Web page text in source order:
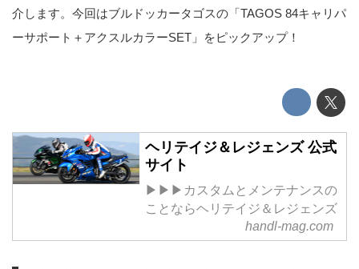
介します。今回はブルドッカータゴスの「TAGOS 84キャリパ
ーサポート＋アクスルカラーSET」をピックアップ！
ヘリテイジ＆レジェンズ 公式
サイト
▶▶▶カスタムとメンテナンスの
ことならヘリテイジ＆レジェンズ
handl-mag.com